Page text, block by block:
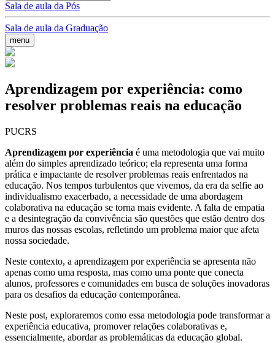
Sala de aula da Pós
Sala de aula da Graduação
menu
Aprendizagem por experiência: como
resolver problemas reais na educação
PUCRS
Aprendizagem por experiência é uma metodologia que vai muito
além do simples aprendizado teórico; ela representa uma forma
prática e impactante de resolver problemas reais enfrentados na
educação. Nos tempos turbulentos que vivemos, da era da selfie ao
individualismo exacerbado, a necessidade de uma abordagem
colaborativa na educação se torna mais evidente. A falta de empatia
e a desintegração da convivência são questões que estão dentro dos
muros das nossas escolas, refletindo um problema maior que afeta
nossa sociedade.
Neste contexto, a aprendizagem por experiência se apresenta não
apenas como uma resposta, mas como uma ponte que conecta
alunos, professores e comunidades em busca de soluções inovadoras
para os desafios da educação contemporânea.
Neste post, exploraremos como essa metodologia pode transformar a
experiência educativa, promover relações colaborativas e,
essencialmente, abordar as problemáticas da educação global.